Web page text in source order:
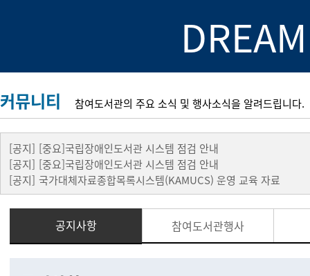
DREAM
커뮤니티 참여도서관의 주요 소식 및 행사소식을 알려드립니다.
[공지] [중요]국립장애인도서관 시스템 점검 안내
[공지] [중요]국립장애인도서관 시스템 점검 안내
[공지] 국가대체자료종합목록시스템(KAMUCS) 운영 교육 자료
공지사항 참여도서관행사